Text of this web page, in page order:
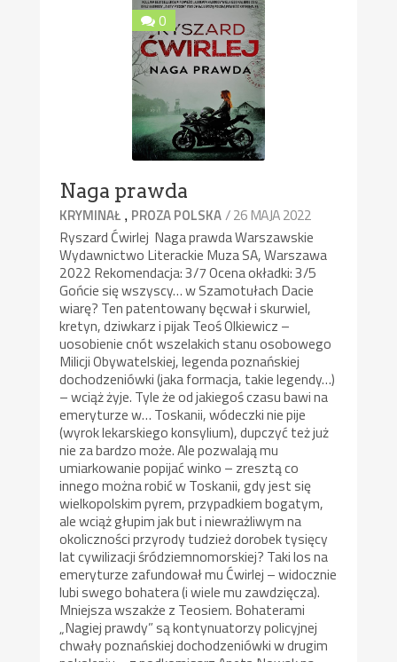
0
Naga prawda
KRYMINAŁ , PROZA POLSKA/ 26 MAJA 2022
Ryszard Ćwirlej Naga prawda Warszawskie
Wydawnictwo Literackie Muza SA, Warszawa
2022 Rekomendacja: 3/7 Ocena okładki: 3/5
Gońcie się wszyscy… w Szamotułach Dacie
wiarę? Ten patentowany bęcwał i skurwiel,
kretyn, dziwkarz i pijak Teoś Olkiewicz –
uosobienie cnót wszelakich stanu osobowego
Milicji Obywatelskiej, legenda poznańskiej
dochodzeniówki (jaka formacja, takie legendy…)
– wciąż żyje. Tyle że od jakiegoś czasu bawi na
emeryturze w… Toskanii, wódeczki nie pije
(wyrok lekarskiego konsylium), dupczyć też już
nie za bardzo może. Ale pozwalają mu
umiarkowanie popijać winko – zresztą co
innego można robić w Toskanii, gdy jest się
wielkopolskim pyrem, przypadkiem bogatym,
ale wciąż głupim jak but i niewrażliwym na
okoliczności przyrody tudzież dorobek tysięcy
lat cywilizacji śródziemnomorskiej? Taki los na
emeryturze zafundował mu Ćwirlej – widocznie
lubi swego bohatera (i wiele mu zawdzięcza).
Mniejsza wszakże z Teosiem. Bohaterami
„Nagiej prawdy” są kontynuatorzy policyjnej
chwały poznańskiej dochodzeniówki w drugim